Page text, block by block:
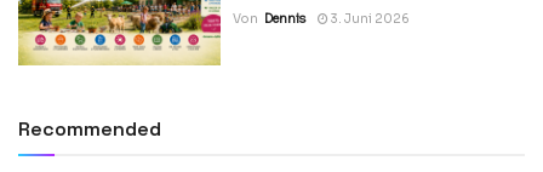
Von Dennis 3. Juni 2026
Recommended